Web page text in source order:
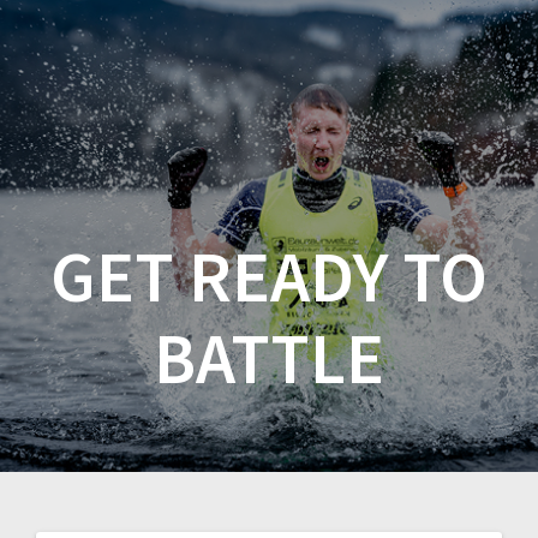
Zum
Inhalt
springen
GET READY TO
BATTLE